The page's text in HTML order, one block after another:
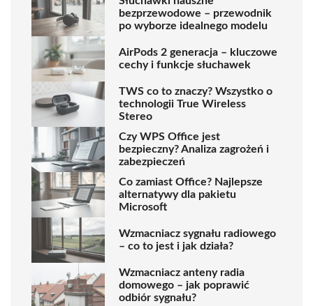
bezprzewodowe – przewodnik
po wyborze idealnego modelu
AirPods 2 generacja – kluczowe
cechy i funkcje słuchawek
TWS co to znaczy? Wszystko o
technologii True Wireless
Stereo
Czy WPS Office jest
bezpieczny? Analiza zagrożeń i
zabezpieczeń
Co zamiast Office? Najlepsze
alternatywy dla pakietu
Microsoft
Wzmacniacz sygnału radiowego
– co to jest i jak działa?
Wzmacniacz anteny radia
domowego – jak poprawić
odbiór sygnału?